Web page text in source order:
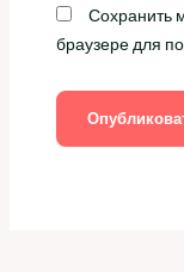
Сохранить
браузере для